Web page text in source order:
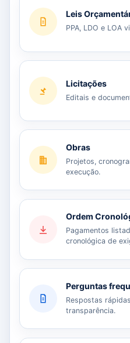
Leis
PPA, LDO e LOA
Licitações
Editais e
Obras
Projetos,
execução.
Ordem
Pagamentos
cronológica de
Perguntas
Respostas
transparência.